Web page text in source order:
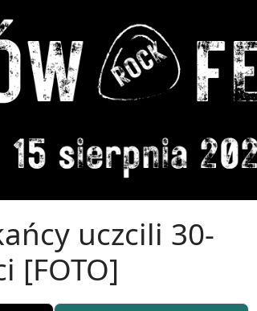
uczcili 30-
[FOTO]